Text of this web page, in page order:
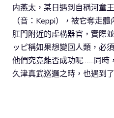
内燕太，某日遇到自稱河童
（音：Keppi），被它奪走
肛門附近的虛構器官，實際
ッピ稱如果想變回人類，必
他們究竟能否成功呢……同時
久津真武巡邏之時，也遇到